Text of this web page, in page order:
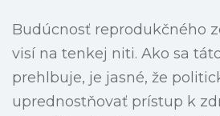
Budúcnosť reprodukčného
visí na tenkej niti. Ako sa
prehlbuje, je jasné, že
uprednostňovať prístup k